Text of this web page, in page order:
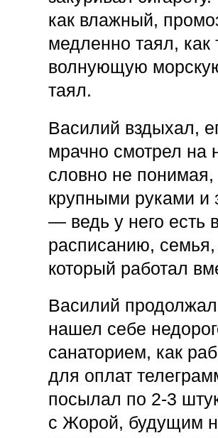
как влажный,
медленно таял,
волнующую
таял.
Василий вздыхал,
мрачно смотрел на
словно не
крупными руками и
— ведь у него есть
расписанию,
который работал
Василий
нашел себе
санаторием, как
для оплат
посылал по 2-3
с Жорой, будущим